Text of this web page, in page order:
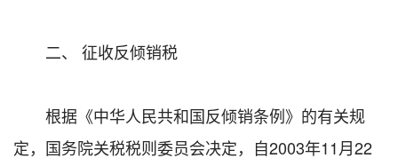
二、 征收反倾销税
根据《中华人民共和国反倾销条例》的有关规
定，国务院关税税则委员会决定，自2003年11月22